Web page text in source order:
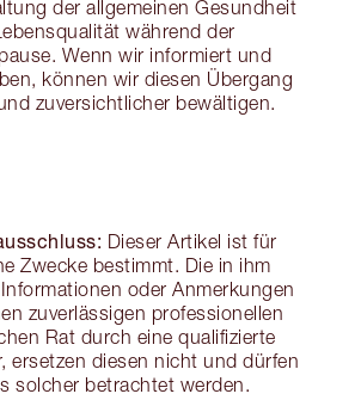
der allgemeinen Gesundheit
während der
Wenn wir informiert und
können wir diesen Übergang
zuversichtlicher bewältigen.
Dieser Artikel ist für
Zwecke bestimmt. Die in ihm
oder Anmerkungen
zuverlässigen professionellen
Rat durch eine qualifizierte
ersetzen diesen nicht und dürfen
solcher betrachtet werden.